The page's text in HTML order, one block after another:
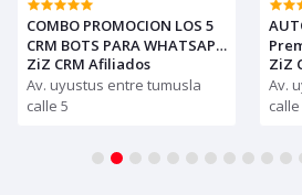
COMBO PROMOCION LOS 5
CRM BOTS PARA WHATSAPP
PRO BUSINES, PROMO
HASTA 27 DE JUNIO
ZiZ CRM Afiliados
Av. uyustus entre tumusla
calle 5
(
/ es
ZiZ
Av.
calle
1 2 3 4 5 6 7 8 9 10 11